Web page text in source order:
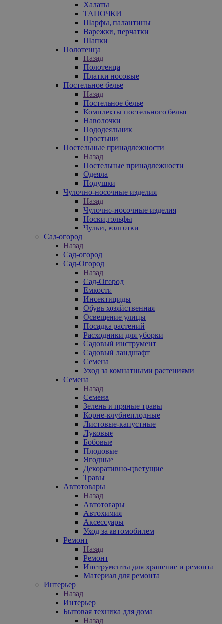
Халаты
ТАПОЧКИ
Шарфы, палантины
Варежки, перчатки
Шапки
Полотенца
Назад
Полотенца
Платки носовые
Постельное белье
Назад
Постельное белье
Комплекты постельного белья
Наволочки
Пододеяльник
Простыни
Постельные принадлежности
Назад
Постельные принадлежности
Одеяла
Подушки
Чулочно-носочные изделия
Назад
Чулочно-носочные изделия
Носки,гольфы
Чулки, колготки
Сад-огород
Назад
Сад-огород
Сад-Огород
Назад
Сад-Огород
Емкости
Инсектициды
Обувь хозяйственная
Освещение улицы
Посадка растений
Расходники для уборки
Садовый инструмент
Садовый ландшафт
Семена
Уход за комнатными растениями
Семена
Назад
Семена
Зелень и пряные травы
Корне-клубнеплодные
Листовые-капустные
Луковые
Бобовые
Плодовые
Ягодные
Декоративно-цветущие
Травы
Автотовары
Назад
Автотовары
Автохимия
Аксессуары
Уход за автомобилем
Ремонт
Назад
Ремонт
Инструменты для хранение и ремонта
Материал для ремонта
Интерьер
Назад
Интерьер
Бытовая техника для дома
Назад